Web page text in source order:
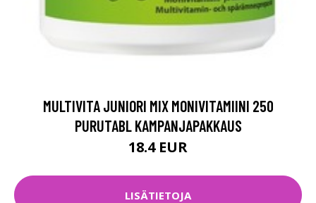
MULTIVITA JUNIORI MIX MONIVITAMIINI 250
PURUTABL KAMPANJAPAKKAUS
18.4 EUR
LISÄTIETOJA